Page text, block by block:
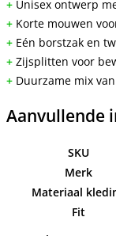
+ Unisex ontwerp
+ Korte mouwen
+ Eén borstzak en
+ Zijsplitten voor
+ Duurzame mix
Aanvullende
SKU
Merk
Materiaal
Fit